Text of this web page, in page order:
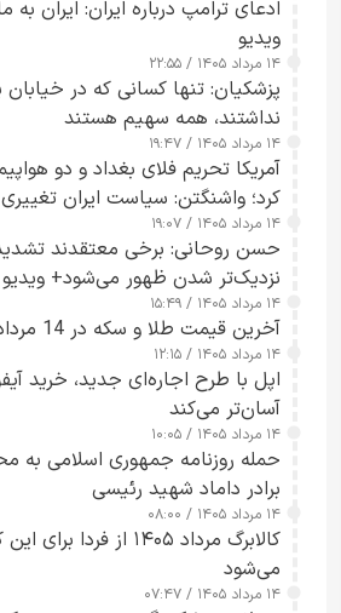
ادعای ترامپ درباره ایران: ایران به
ویدیو
۱۴ مرداد ۱۴۰۵ / ۲۲:۵۵
پزشکیان: تنها کسانی که در خیابان
نداشتند، همه سهیم هستند
۱۴ مرداد ۱۴۰۵ / ۱۹:۴۷
آمریکا تحریم فلای بغداد و دو
کرد؛ واشنگتن: سیاست ایران
۱۴ مرداد ۱۴۰۵ / ۱۹:۰۷
حسن روحانی: برخی معتقدند
نزدیک‌تر شدن ظهور می‌شود+ ویدیو
۱۴ مرداد ۱۴۰۵ / ۱۵:۴۹
آخرین قیمت طلا و سکه در 14 مرداد+ جدول
۱۴ مرداد ۱۴۰۵ / ۱۲:۱۵
اپل با طرح اجاره‌ای جدید، خرید
آسان‌تر می‌کند
۱۴ مرداد ۱۴۰۵ / ۱۰:۰۵
حمله روزنامه جمهوری اسلامی به
برادر داماد شهید رئیسی
۱۴ مرداد ۱۴۰۵ / ۰۸:۰۰
کالابرگ مرداد ۱۴۰۵ از
می‌شود
۱۴ مرداد ۱۴۰۵ / ۰۷:۴۷